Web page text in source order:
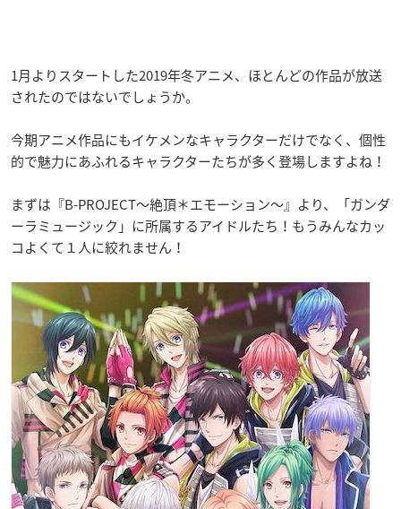
1月よりスタートした2019年冬アニメ、ほとんどの作品が放送
されたのではないでしょうか。
今期アニメ作品にもイケメンなキャラクターだけでなく、個性
的で魅力にあふれるキャラクターたちが多く登場しますよね！
まずは『B-PROJECT～絶頂＊エモーション～』より、「ガンダ
ーラミュージック」に所属するアイドルたち！もうみんなカッ
コよくて１人に絞れません！